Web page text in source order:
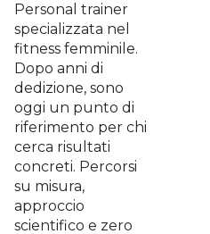
Personal trainer
specializzata nel
fitness femminile.
Dopo anni di
dedizione, sono
oggi un punto di
riferimento per chi
cerca risultati
concreti. Percorsi
su misura,
approccio
scientifico e zero